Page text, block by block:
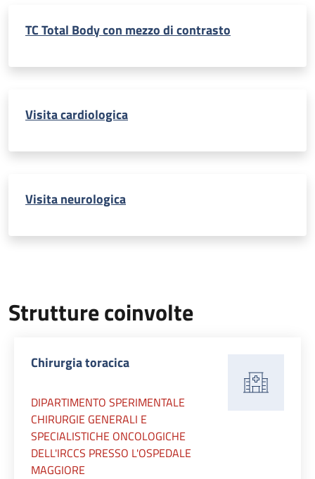
TC Total Body con mezzo di contrasto
Visita cardiologica
Visita neurologica
Strutture coinvolte
Chirurgia toracica
DIPARTIMENTO SPERIMENTALE
CHIRURGIE GENERALI E
SPECIALISTICHE ONCOLOGICHE
DELL'IRCCS PRESSO L'OSPEDALE
MAGGIORE